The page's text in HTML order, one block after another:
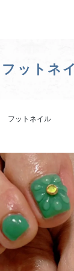
フットネ
フットネイル